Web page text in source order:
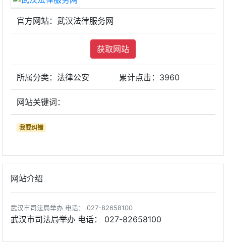
官方网站：武汉法律服务网
获取网站
所属分类：法律公安 累计点击： 3960
网站关键词：
我要纠错
网站介绍
武汉市司法局举办 电话： 027-82658100
武汉市司法局举办 电话： 027-82658100